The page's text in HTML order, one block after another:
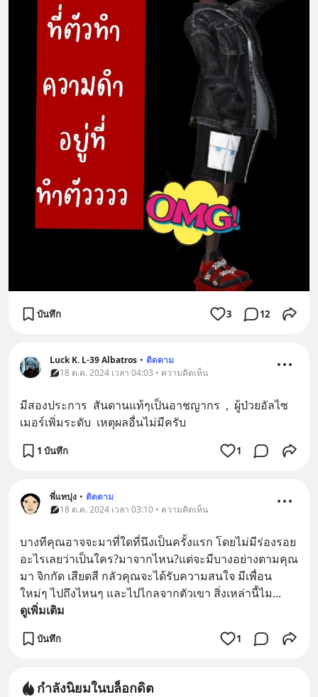
บันทึก 3 12
Luck K. L-39 Albatros • ติดตาม
18 ต.ค. 2024 เวลา 04:03 • ความคิดเห็น
มีสองประการ  สันดานแท้ๆเป็นอาชญากร  ,  ผู้ป่วยอัลไซ
เมอร์เพิ่มระดับ  เหตุผลอื่นไม่มีครับ
1 บันทึก 1
พี่แทปุง • ติดตาม
18 ต.ค. 2024 เวลา 03:10 • ความคิดเห็น
บางทีคุณอาจจะมาที่ใดที่นึงเป็นครั้งแรก โดยไม่มีร่องรอย
อะไรเลยว่าเป็นใคร?มาจากไหน?แต่จะมีบางอย่างตามคุณ
มา จิกกัด เสียดสี กลัวคุณจะได้รับความสนใจ มีเพื่อน
ใหม่ๆ ไปถึงไหนๆ และไปไกลจากตัวเขา สิ่งเหล่านี้ไม...
ดูเพิ่มเติม
บันทึก 1
กำลังนิยมในบล็อกดิต